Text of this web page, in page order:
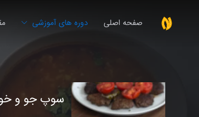
صفحه اصلی دوره های آموزشی
سوپ جو و